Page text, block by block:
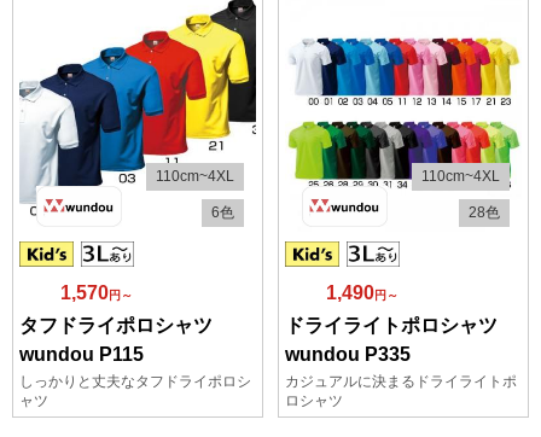
6色
110cm~4XL
1,570円～
タフドライポロシャツ
wundou P115
しっかりと丈夫なタフドライポロシ
ャツ
28色
110cm~4XL
1,490円～
ドライライトポロシャツ
wundou P335
カジュアルに決まるドライライトポ
ロシャツ